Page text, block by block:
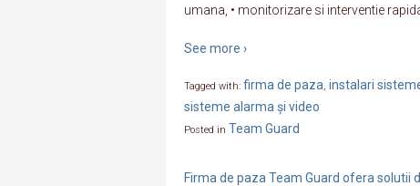
umana, • monitorizare si interventie
See more ›
Tagged with: firma de paza, instalari
sisteme alarma și video
Posted in Team Guard
Firma de paza Team Guard ofera